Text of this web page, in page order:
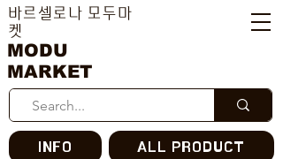
MODU
MARKET
바르셀로나 모두마
켓
INFO ALL PRODUCT